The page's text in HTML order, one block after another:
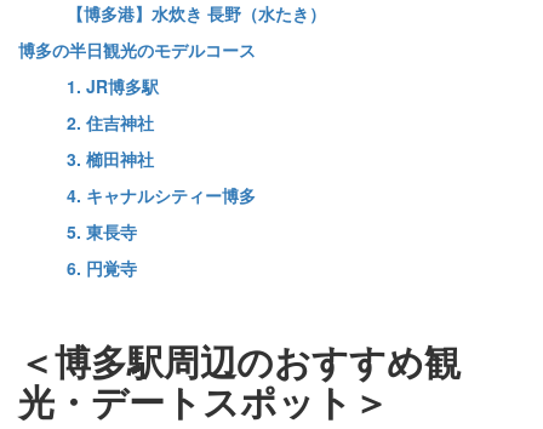
【博多港】水炊き 長野（水たき）
博多の半日観光のモデルコース
1. JR博多駅
2. 住吉神社
3. 櫛田神社
4. キャナルシティー博多
5. 東長寺
6. 円覚寺
＜博多駅周辺のおすすめ観
光・デートスポット＞